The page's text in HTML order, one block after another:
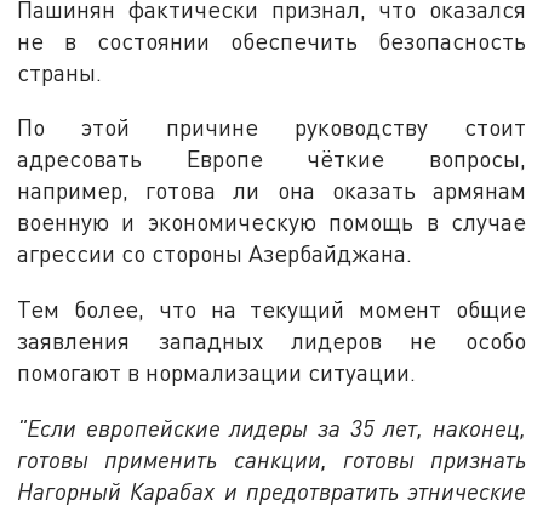
Пашинян фактически признал, что оказался
не в состоянии обеспечить безопасность
страны.
По этой причине руководству стоит
адресовать Европе чёткие вопросы,
например, готова ли она оказать армянам
военную и экономическую помощь в случае
агрессии со стороны Азербайджана.
Тем более, что на текущий момент общие
заявления западных лидеров не особо
помогают в нормализации ситуации.
"Если европейские лидеры за 35 лет, наконец,
готовы применить санкции, готовы признать
Нагорный Карабах и предотвратить этнические